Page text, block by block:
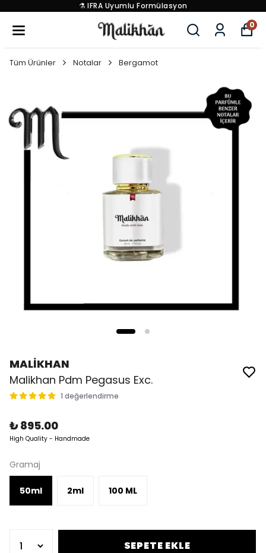
⚗️ IFRA Uyumlu Formülasyon
0
Tüm Ürünler Notalar Bergamot
MALİKHAN
Malikhan Pdm Pegasus Exc.
1 değerlendirme
₺ 895.00
High Quality - Handmade
Gramaj
50ml 2ml 100 ML
SEPETE EKLE